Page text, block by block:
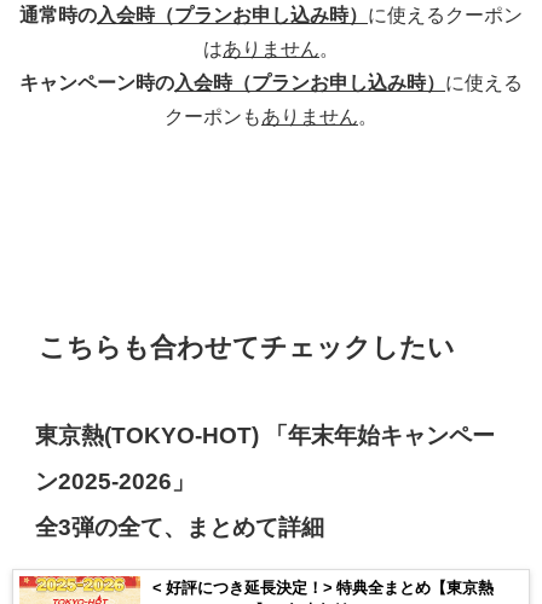
通常時の入会時（プランお申し込み時） に使えるクーポン
はありません。
キャンペーン時の入会時（プランお申し込み時） に使える
クーポンもありません。
こちらも合わせてチェックしたい
東京熱(TOKYO-HOT) 「年末年始キャンペー
ン2025-2026 」
全3弾の全て、まとめて詳細
< 好評につき延長決定！> 特典全まとめ【東京熱